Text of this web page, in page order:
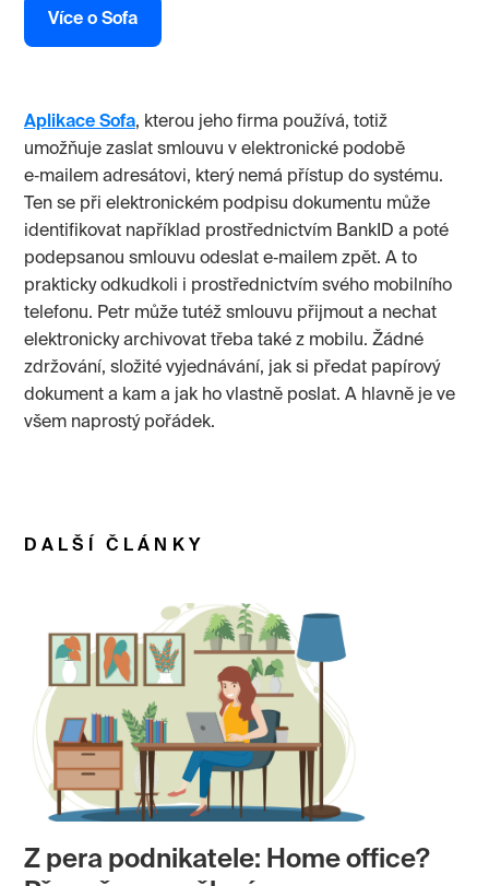
Více o Sofa
Aplikace Sofa, kterou jeho firma používá, totiž
umožňuje zaslat smlouvu v elektronické podobě
e‑mailem adresátovi, který nemá přístup do systému.
Ten se při elektronickém podpisu dokumentu může
identifikovat například prostřednictvím BankID a poté
podepsanou smlouvu odeslat e‑mailem zpět. A to
prakticky odkudkoli i prostřednictvím svého mobilního
telefonu. Petr může tutéž smlouvu přijmout a nechat
elektronicky archivovat třeba také z mobilu. Žádné
zdržování, složité vyjednávání, jak si předat papírový
dokument a kam a jak ho vlastně poslat. A hlavně je ve
všem naprostý pořádek.
DALŠÍ ČLÁNKY
Z pera podnikatele: Home office?